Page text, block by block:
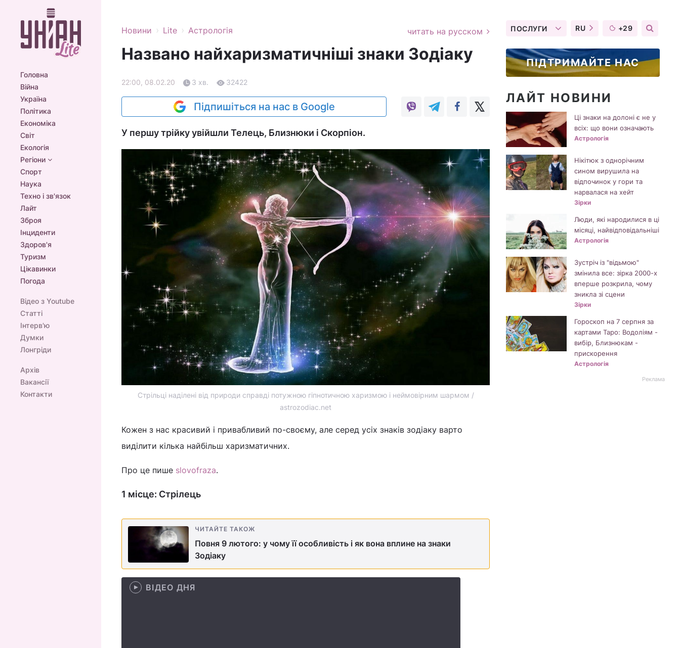
Головна
Війна
Україна
Політика
Економіка
Світ
Екологія
Регіони
Спорт
Наука
Техно і зв'язок
Лайт
Зброя
Інциденти
Здоров'я
Туризм
Цікавинки
Погода
Відео з Youtube
Статті
Інтерв'ю
Думки
Лонгріди
Архів
Вакансії
Контакти
Новини › Lite › Астрологія читать на русском
Названо найхаризматичніші знаки Зодіаку
22:00, 08.02.20 3 хв. 32422
Підпишіться на нас в Google
У першу трійку увійшли Телець, Близнюки і Скорпіон.
Стрільці наділені від природи справді потужною гіпнотичною харизмою і неймовірним шармом /
astrozodiac.net
Кожен з нас красивий і привабливий по-своєму, але серед усіх знаків зодіаку варто
виділити кілька найбільш харизматичних.
Про це пише slovofraza.
1 місце: Стрілець
ЧИТАЙТЕ ТАКОЖ
Повня 9 лютого: у чому її особливість і як вона вплине на знаки
Зодіаку
ВІДЕО ДНЯ
ПОСЛУГИ RU +29
ПІДТРИМАЙТЕ НАС
ЛАЙТ НОВИНИ
Ці знаки на долоні є не у
всіх: що вони означають
Астрологія
Нікітюк з однорічним
сином вирушила на
відпочинок у гори та
нарвалася на хейт
Зірки
Люди, які народилися в ці
місяці, найвідповідальніші
Астрологія
Зустріч із "відьмою"
змінила все: зірка 2000-х
вперше розкрила, чому
зникла зі сцени
Зірки
Гороскоп на 7 серпня за
картами Таро: Водоліям -
вибір, Близнюкам -
прискорення
Астрологія
Реклама